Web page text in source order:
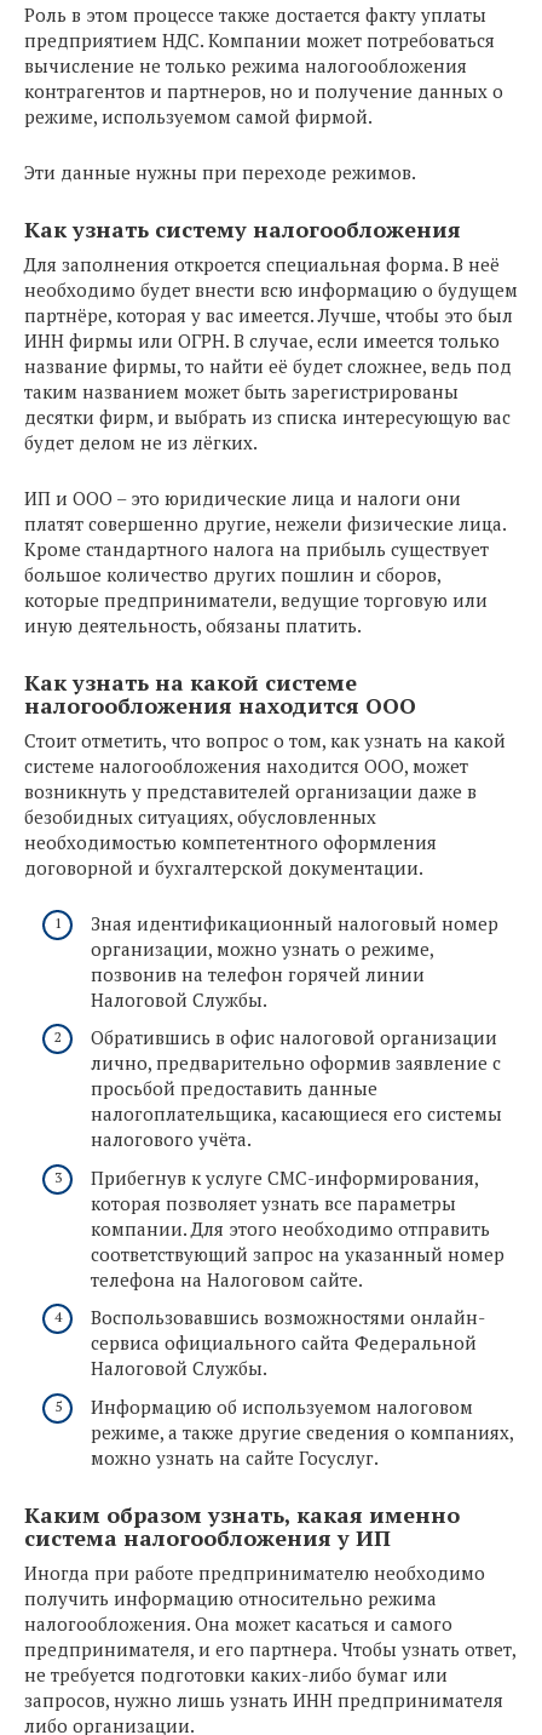
Роль в этом процессе также достается факту уплаты
предприятием НДС. Компании может потребоваться
вычисление не только режима налогообложения
контрагентов и партнеров, но и получение данных о
режиме, используемом самой фирмой.
Эти данные нужны при переходе режимов.
Как узнать систему налогообложения
Для заполнения откроется специальная форма. В неё
необходимо будет внести всю информацию о будущем
партнёре, которая у вас имеется. Лучше, чтобы это был
ИНН фирмы или ОГРН. В случае, если имеется только
название фирмы, то найти её будет сложнее, ведь под
таким названием может быть зарегистрированы
десятки фирм, и выбрать из списка интересующую вас
будет делом не из лёгких.
ИП и ООО – это юридические лица и налоги они
платят совершенно другие, нежели физические лица.
Кроме стандартного налога на прибыль существует
большое количество других пошлин и сборов,
которые предприниматели, ведущие торговую или
иную деятельность, обязаны платить.
Как узнать на какой системе
налогообложения находится ООО
Стоит отметить, что вопрос о том, как узнать на какой
системе налогообложения находится ООО, может
возникнуть у представителей организации даже в
безобидных ситуациях, обусловленных
необходимостью компетентного оформления
договорной и бухгалтерской документации.
Зная идентификационный налоговый номер
организации, можно узнать о режиме,
позвонив на телефон горячей линии
Налоговой Службы.
Обратившись в офис налоговой организации
лично, предварительно оформив заявление с
просьбой предоставить данные
налогоплательщика, касающиеся его системы
налогового учёта.
Прибегнув к услуге СМС-информирования,
которая позволяет узнать все параметры
компании. Для этого необходимо отправить
соответствующий запрос на указанный номер
телефона на Налоговом сайте.
Воспользовавшись возможностями онлайн-
сервиса официального сайта Федеральной
Налоговой Службы.
Информацию об используемом налоговом
режиме, а также другие сведения о компаниях,
можно узнать на сайте Госуслуг.
Каким образом узнать, какая именно
система налогообложения у ИП
Иногда при работе предпринимателю необходимо
получить информацию относительно режима
налогообложения. Она может касаться и самого
предпринимателя, и его партнера. Чтобы узнать ответ,
не требуется подготовки каких-либо бумаг или
запросов, нужно лишь узнать ИНН предпринимателя
либо организации.